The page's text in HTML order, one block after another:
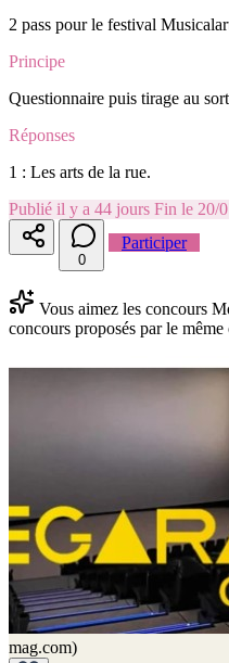
2 pass pour le festival
Principe
Questionnaire puis tirage au
Réponses
1 : Les arts de la rue.
Publié il y a 44 jours Fin le 20/
0
Participer
Vous aimez les concours
concours proposés par le même
mag.com)